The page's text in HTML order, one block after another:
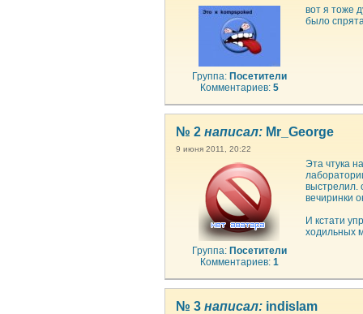
Группа: Посетители
Комментариев: 5
вот я тоже
было
№ 2 написал: Mr_George
9 июня 2011, 20:22
Группа: Посетители
Комментариев: 1
Эта чтука
выстрелил.
вечиринки
И кстати
ходильных
№ 3 написал: indislam